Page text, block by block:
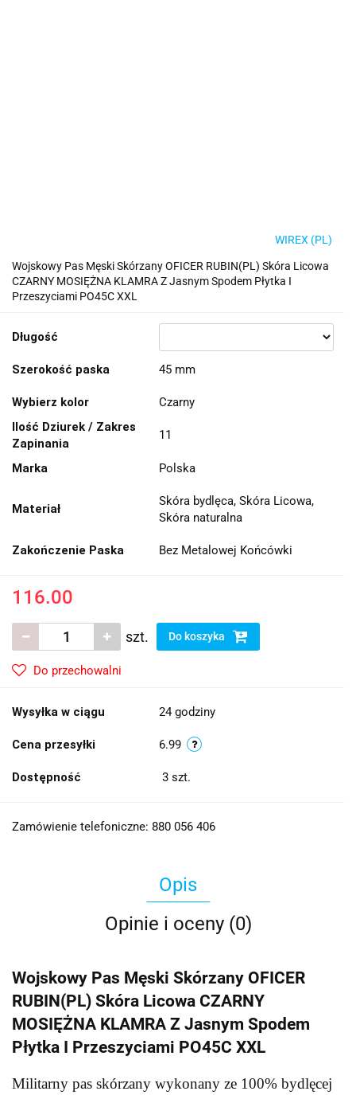
WIREX (PL)
Wojskowy Pas Męski Skórzany OFICER RUBIN(PL) Skóra Licowa
CZARNY MOSIĘŻNA KLAMRA Z Jasnym Spodem Płytka I
Przeszyciami PO45C XXL
Długość
Szerokość paska 45 mm
Wybierz kolor
Czarny
Ilość Dziurek / Zakres
Zapinania
11
Marka Polska
Materiał
Skóra bydlęca, Skóra Licowa,
Skóra naturalna
Zakończenie Paska Bez Metalowej Końcówki
116.00
szt. Do koszyka
Do przechowalni
Wysyłka w ciągu 24 godziny
Cena przesyłki 6.99
Dostępność 3 szt.
Zamówienie telefoniczne: 880 056 406
Opis
Opinie i oceny (0)
Wojskowy Pas Męski Skórzany OFICER
RUBIN(PL) Skóra Licowa CZARNY
MOSIĘŻNA KLAMRA Z Jasnym Spodem
Płytka I Przeszyciami PO45C XXL
Militarny pas skórzany wykonany ze 100% bydlęcej